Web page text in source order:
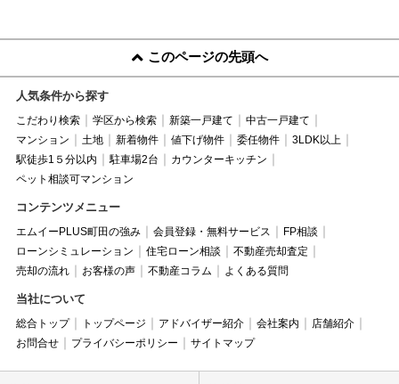
このページの先頭へ
人気条件から探す
こだわり検索 学区から検索 新築一戸建て
中古一戸建て
マンション
土地 新着物件 値下げ物件 委任物件
3LDK以上
駅徒歩1５分以内
駐車場2台
カウンターキッチン
ペット相談可マンション
コンテンツメニュー
エムイーPLUS町田の強み 会員登録・無料サービス
FP相談
ローンシミュレーション
住宅ローン相談
不動産売却査定
売却の流れ
お客様の声 不動産コラム よくある質問
当社について
総合トップ トップページ アドバイザー紹介 会社案内
店舗紹介
お問合せ
プライバシーポリシー サイトマップ